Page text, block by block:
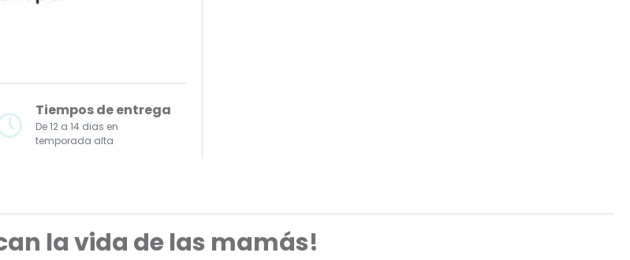
Tiempos de entrega
De 12 a 14 dias en
temporada alta
la vida de las mamás!